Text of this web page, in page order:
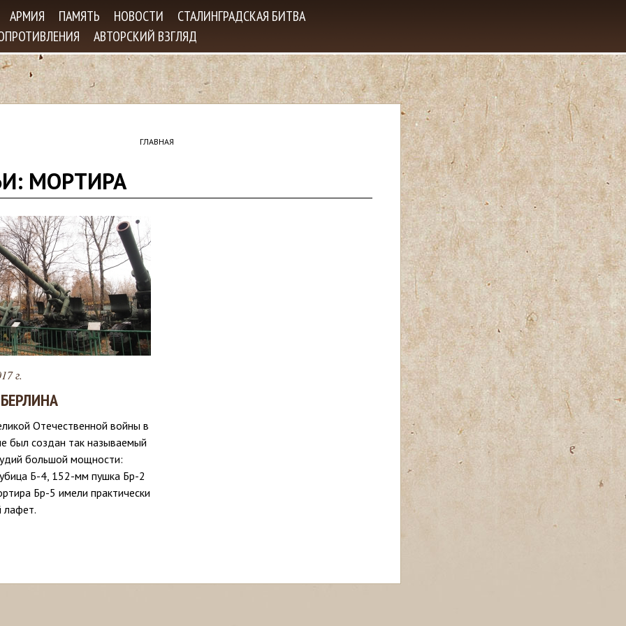
Jump to navigation
АРМИЯ ПАМЯТЬ НОВОСТИ
СТАЛИНГРАДСКАЯ БИТВА
АВТОРСКИЙ ВЗГЛЯД
ГЛАВНАЯ
МОРТИРА
г.
Отечественной войны в
был создан так называемый
большой мощности:
Б-4, 152-мм пушка Бр-2
Бр-5 имели практически
лафет.